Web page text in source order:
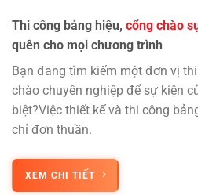
Thi công bảng hiệu, cổng chào
quên cho mọi chương trình
Bạn đang tìm kiếm một đơn vị
chào chuyên nghiệp để sự kiện
biệt?Việc thiết kế và thi công
chỉ đơn thuần.
XEM CHI TIẾT